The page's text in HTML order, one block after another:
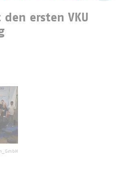
ersten VKU